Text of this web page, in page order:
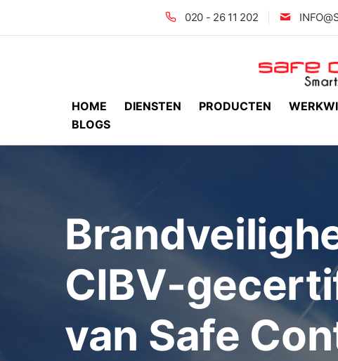
020 - 26 11 202
HOME DIENSTEN PRODUCTEN
BLOGS
CIBV-
van Safe